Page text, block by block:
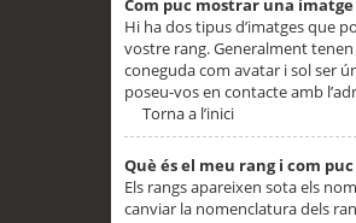
Com puc mostrar una
Hi ha dos tipus d’imatges que
vostre rang. Generalment
coneguda com avatar i sol ser
poseu-vos en contacte amb
Torna a l’inici
Què és el meu rang i com
Els rangs apareixen sota els
canviar la nomenclatura dels